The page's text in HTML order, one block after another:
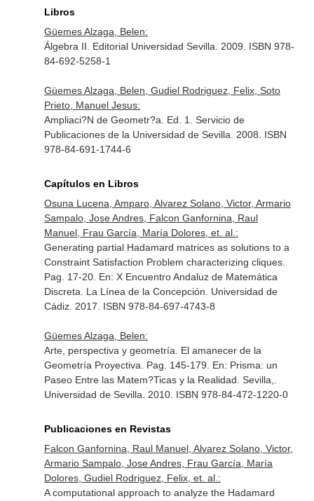
Libros
Güemes Alzaga, Belen:
Álgebra II. Editorial Universidad Sevilla. 2009. ISBN 978-
84-692-5258-1
Güemes Alzaga, Belen, Gudiel Rodriguez, Felix, Soto
Prieto, Manuel Jesus:
Ampliaci?N de Geometr?a. Ed. 1. Servicio de
Publicaciones de la Universidad de Sevilla. 2008. ISBN
978-84-691-1744-6
Capítulos en Libros
Osuna Lucena, Amparo, Alvarez Solano, Victor, Armario
Sampalo, Jose Andres, Falcon Ganfornina, Raul
Manuel, Frau García, María Dolores, et. al.:
Generating partial Hadamard matrices as solutions to a
Constraint Satisfaction Problem characterizing cliques.
Pag. 17-20. En: X Encuentro Andaluz de Matemática
Discreta . La Línea de la Concepción. Universidad de
Cádiz. 2017. ISBN 978-84-697-4743-8
Güemes Alzaga, Belen:
Arte, perspectiva y geometría. El amanecer de la
Geometría Proyectiva. Pag. 145-179. En: Prisma: un
Paseo Entre las Matem?Ticas y la Realidad . Sevilla,.
Universidad de Sevilla. 2010. ISBN 978-84-472-1220-0
Publicaciones en Revistas
Falcon Ganfornina, Raul Manuel, Alvarez Solano, Victor,
Armario Sampalo, Jose Andres, Frau García, María
Dolores, Gudiel Rodriguez, Felix, et. al.:
A computational approach to analyze the Hadamard